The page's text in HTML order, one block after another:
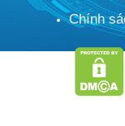
Chính